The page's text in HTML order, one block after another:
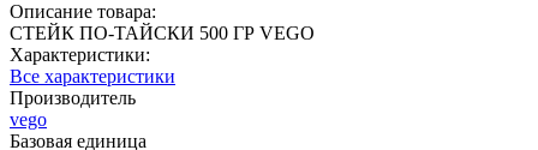
Описание товара:
СТЕЙК ПО-ТАЙСКИ 500 ГР VEGO
Характеристики:
Все характеристики
Производитель
vego
Базовая единица